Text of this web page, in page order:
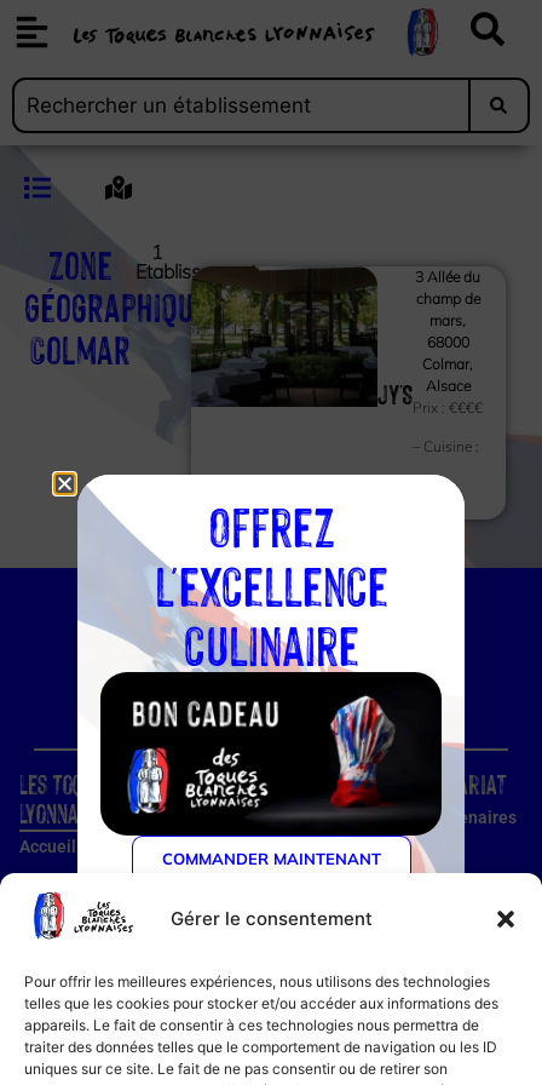
Gérer le consentement
Pour offrir les meilleures expériences, nous utilisons des technologies
telles que les cookies pour stocker et/ou accéder aux informations des
appareils. Le fait de consentir à ces technologies nous permettra de
traiter des données telles que le comportement de navigation ou les ID
uniques sur ce site. Le fait de ne pas consentir ou de retirer son
Zone
Géographique :
Colmar
1
Etablissements
JY'S
3 Allée du
champ de
mars,
68000
Colmar,
Alsace
Prix :€€€€
– Cuisine :
Cuisine du
Partenariat
Nos partenaires
Devenir
partenaire
Devenir membre
Les Toques Blanches
Lyonnaises
Accueil
Guide établissements
Notre histoire
Bon cadeau
Recettes
Site
Condition d'utilisation
Confidentialité
Mentions légales
Offrez
l'excellence
culinaire
COMMANDER MAINTENANT